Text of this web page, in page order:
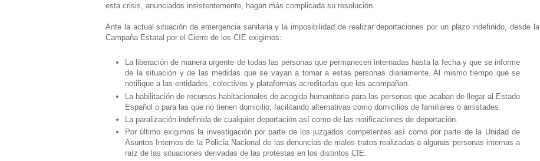
esta crisis, anunciados insistentemente, hagan más complicada su resolución.
Ante la actual situación de emergencia sanitaria y la imposibilidad de realizar deportaciones por un plazo indefinido, desde la
Campaña Estatal por el Cierre de los CIE exigimos:
La liberación de manera urgente de todas las personas que permanecen internadas hasta la fecha y que se informe
de la situación y de las medidas que se vayan a tomar a estas personas diariamente. Al mismo tiempo que se
notifique a las entidades, colectivos y plataformas acreditadas que les acompañan.
La habilitación de recursos habitacionales de acogida humanitaria para las personas que acaban de llegar al Estado
Español o para las que no tienen domicilio, facilitando alternativas como domicilios de familiares o amistades.
La paralización indefinida de cualquier deportación así como de las notificaciones de deportación.
Por último exigimos la investigación por parte de los juzgados competentes así como por parte de la Unidad de
Asuntos Internos de la Policía Nacional de las denuncias de malos tratos realizadas a algunas personas internas a
raíz de las situaciones derivadas de las protestas en los distintos CIE.